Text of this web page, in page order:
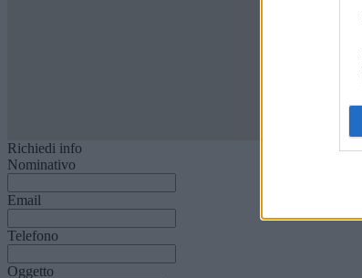
Richiedi info
Nominativo
Email
Telefono
Oggetto